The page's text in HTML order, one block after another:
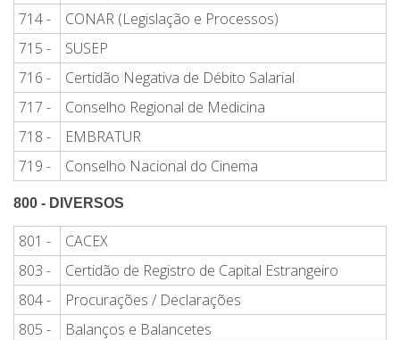
714 -
CONAR (Legislação e Processos)
715 -
SUSEP
716 -
Certidão Negativa de Débito Salarial
717 -
Conselho Regional de Medicina
718 -
EMBRATUR
719 -
Conselho Nacional do Cinema
800 - DIVERSOS
801 -
CACEX
803 -
Certidão de Registro de Capital Estrangeiro
804 -
Procurações / Declarações
805 -
Balanços e Balancetes